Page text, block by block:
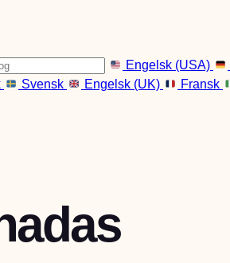
Boullion
Engelsk (USA)
Svensk Engelsk (UK) Fransk